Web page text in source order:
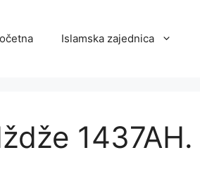
Islamska zajednica
1437AH.